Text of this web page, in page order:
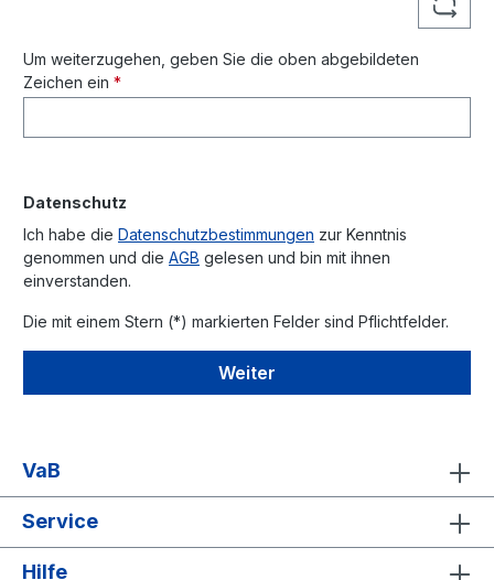
Um weiterzugehen, geben Sie die oben abgebildeten
Zeichen ein *
Datenschutz
Ich habe die Datenschutzbestimmungen zur Kenntnis
genommen und die AGB gelesen und bin mit ihnen
einverstanden.
Die mit einem Stern (*) markierten Felder sind Pflichtfelder.
Weiter
VaB
Service
Hilfe